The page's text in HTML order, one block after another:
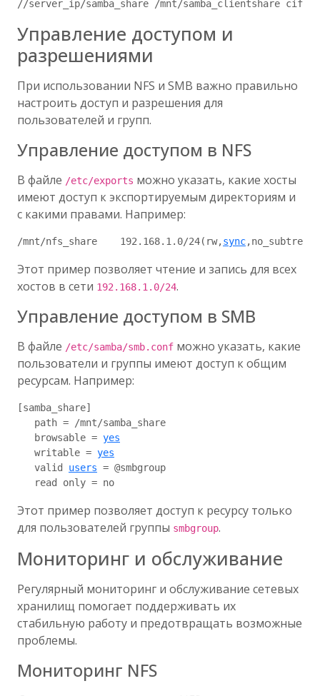
Управление доступом и
разрешениями
При использовании NFS и SMB важно правильно
настроить доступ и разрешения для
пользователей и групп.
Управление доступом в NFS
В файле /etc/exports можно указать, какие хосты
имеют доступ к экспортируемым директориям и
с какими правами. Например:
/mnt/nfs_share    192.168.1.0/24(rw,sync
Этот пример позволяет чтение и запись для всех
хостов в сети 192.168.1.0/24.
Управление доступом в SMB
В файле /etc/samba/smb.conf можно указать, какие
пользователи и группы имеют доступ к общим
ресурсам. Например:
[samba_share]
   path = /mnt/samba_share
   browsable =
yes
   writable =
yes
   valid
users = @smbgroup
Этот пример позволяет доступ к ресурсу только
для пользователей группы smbgroup.
Мониторинг и обслуживание
Регулярный мониторинг и обслуживание сетевых
хранилищ помогает поддерживать их
стабильную работу и предотвращать возможные
проблемы.
Мониторинг NFS